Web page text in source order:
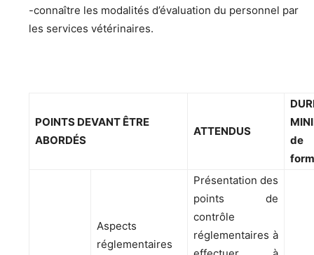
-connaître les modalités d’évaluation du personnel par
les services vétérinaires.
POINTS DEVANT ÊTRE
ABORDÉS
ATTENDUS
de
Aspects
réglementaires
Présentation des
points de
contrôle
réglementaires à